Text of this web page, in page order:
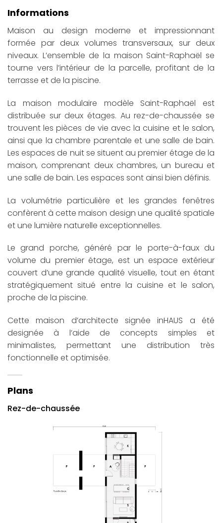
Informations
Maison au design moderne et impressionnant
formée par deux volumes transversaux, sur deux
niveaux. L’ensemble de la maison Saint-Raphaël se
tourne vers l’intérieur de la parcelle, profitant de la
terrasse et de la piscine.
La maison modulaire modèle Saint-Raphaël est
distribuée sur deux étages. Au rez-de-chaussée se
trouvent les pièces de vie avec la cuisine et le salon,
ainsi que la chambre parentale et une salle de bain.
Les espaces de nuit se situent au premier étage de la
maison, comprenant deux chambres, un bureau et
une salle de bain. Les espaces sont ainsi bien définis.
La volumétrie particulière et les grandes fenêtres
confèrent à cette maison design une qualité spatiale
et une lumière naturelle exceptionnelles.
Le grand porche, généré par le porte-à-faux du
volume du premier étage, est un espace extérieur
couvert d’une grande qualité visuelle, tout en étant
stratégiquement situé entre la cuisine et le salon,
proche de la piscine.
Cette maison d’architecte signée inHAUS a été
designée à l’aide de concepts simples et
minimalistes, permettant une distribution très
fonctionnelle et optimisée.
Plans
Rez-de-chaussée